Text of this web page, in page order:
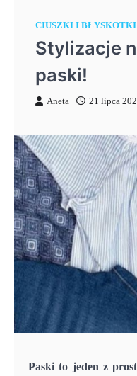
CIUSZKI I BŁYSKOTKI
Stylizacje
paski!
Aneta 21 lipca
Paski to jeden z